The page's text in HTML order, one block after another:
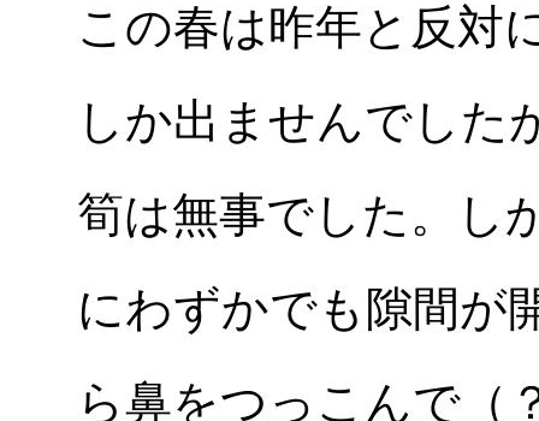
この春は昨年と反対
しか出ませんでした
筍は無事でした。し
にわずかでも隙間が
ら鼻をつっこんで（